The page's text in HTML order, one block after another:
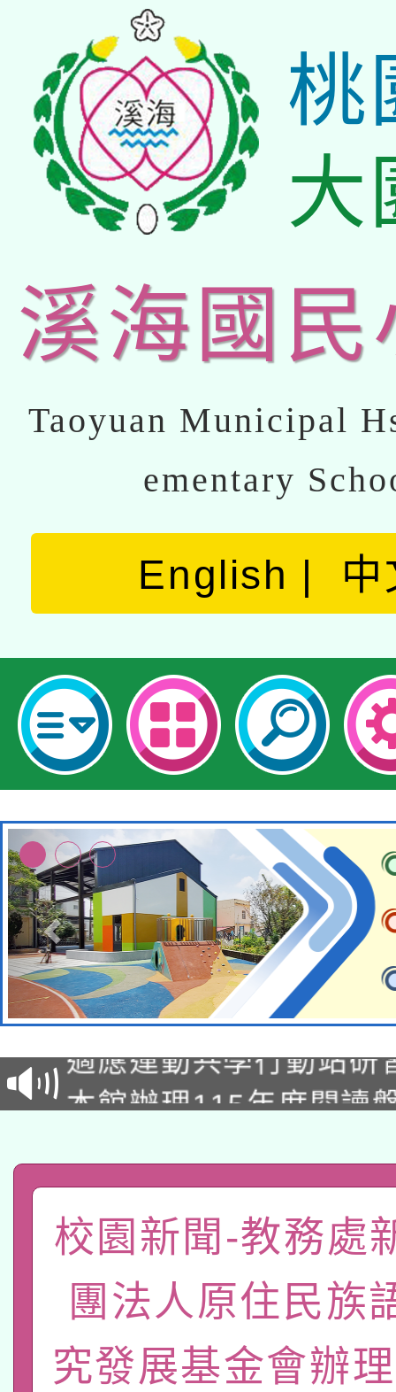
桃
大
溪海國民
Taoyuan Municipal
ementary
English 中
本校115學年度第2次
招甄選結果公告(無人
招)
本館辦理115年度閱讀
礎課程
A3數位素養講師名單
「數位內容與教學軟體
pilot」
有關大陸委員會函釋公
薪期間赴陸應申請許可
轉知經濟部水利署委託
業技術研究院辦理「
115年8月22日(星期六
校園新聞-教務處
團法人原住民族
究發展基金會辦